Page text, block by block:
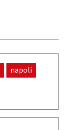
napoli